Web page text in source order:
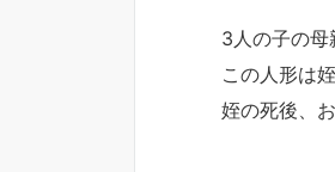
3人の子の母
この人形は
姪の死後、